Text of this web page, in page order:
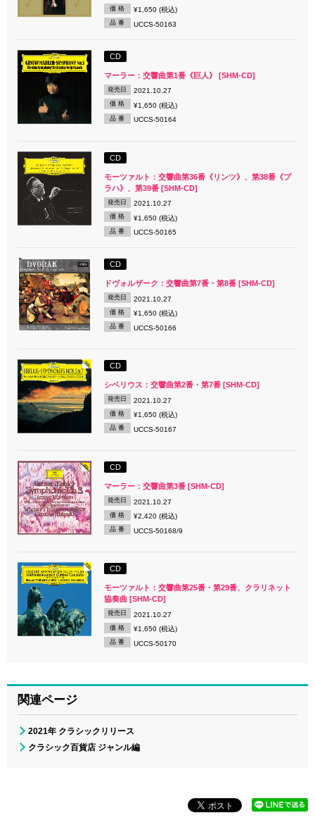
価 格 ¥1,650 (税込)
品 番 UCCS-50163
CD
マーラー：交響曲第1番《巨人》 [SHM-CD]
発売日 2021.10.27
価 格 ¥1,650 (税込)
品 番 UCCS-50164
CD
モーツァルト：交響曲第36番《リンツ》、第38番《プ
ラハ》、第39番 [SHM-CD]
発売日 2021.10.27
価 格 ¥1,650 (税込)
品 番 UCCS-50165
CD
ドヴォルザーク：交響曲第7番・第8番 [SHM-CD]
発売日 2021.10.27
価 格 ¥1,650 (税込)
品 番 UCCS-50166
CD
シベリウス：交響曲第2番・第7番 [SHM-CD]
発売日 2021.10.27
価 格 ¥1,650 (税込)
品 番 UCCS-50167
CD
マーラー：交響曲第3番 [SHM-CD]
発売日 2021.10.27
価 格 ¥2,420 (税込)
品 番 UCCS-50168/9
CD
モーツァルト：交響曲第25番・第29番、クラリネット
協奏曲 [SHM-CD]
発売日 2021.10.27
価 格 ¥1,650 (税込)
品 番 UCCS-50170
関連ページ
2021年 クラシックリリース
クラシック百貨店 ジャンル編